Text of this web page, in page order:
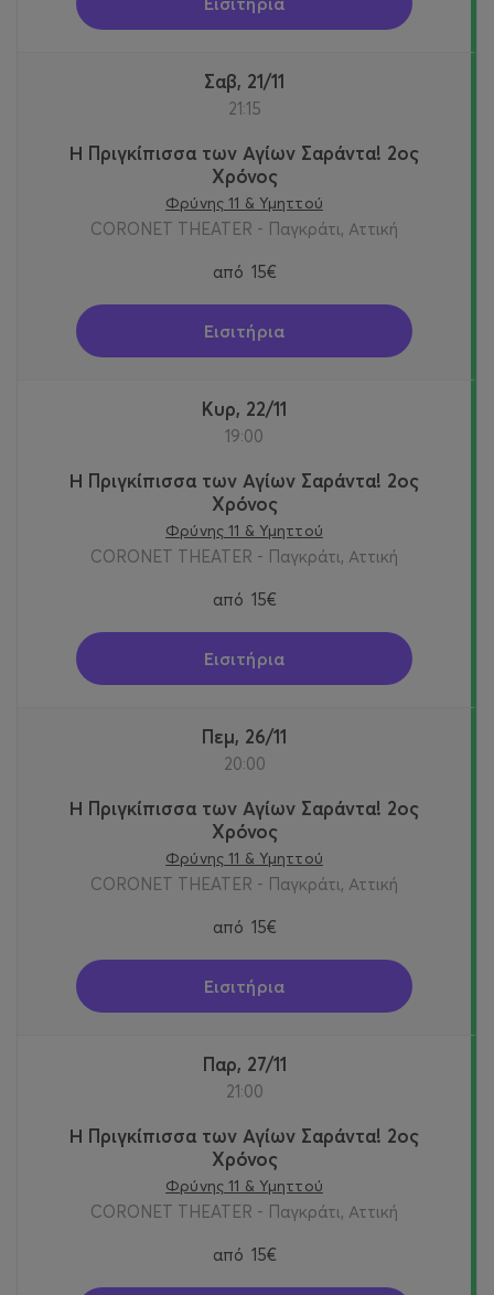
Σαβ, 21/11
21:15
Η Πριγκίπισσα των Αγίων Σαράντα! 2oς
Χρόνος
Φρύνης 11 & Υμηττού
CORONET THEATER - Παγκράτι, Αττική
από 15€
Εισιτήρια
Κυρ, 22/11
19:00
Η Πριγκίπισσα των Αγίων Σαράντα! 2oς
Χρόνος
Φρύνης 11 & Υμηττού
CORONET THEATER - Παγκράτι, Αττική
από 15€
Εισιτήρια
Πεμ, 26/11
20:00
Η Πριγκίπισσα των Αγίων Σαράντα! 2oς
Χρόνος
Φρύνης 11 & Υμηττού
CORONET THEATER - Παγκράτι, Αττική
από 15€
Εισιτήρια
Παρ, 27/11
21:00
Η Πριγκίπισσα των Αγίων Σαράντα! 2oς
Χρόνος
Φρύνης 11 & Υμηττού
CORONET THEATER - Παγκράτι, Αττική
από 15€